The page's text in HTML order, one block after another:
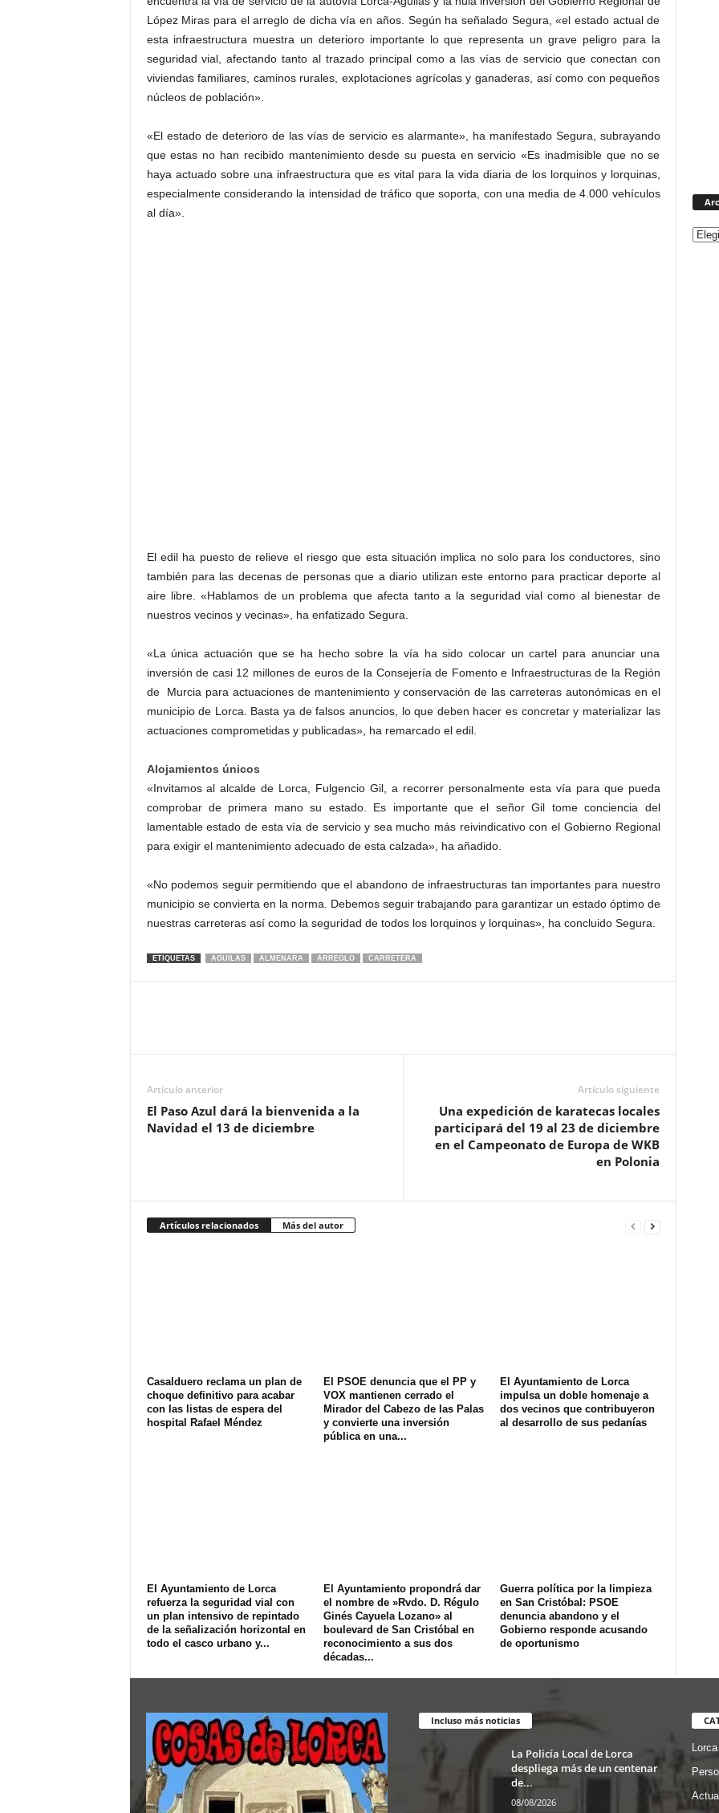
López Miras para el arreglo de dicha vía en años. Según ha señalado Segura, «el estado actual de
esta infraestructura muestra un deterioro importante lo que representa un grave peligro para la
seguridad vial, afectando tanto al trazado principal como a las vías de servicio que conectan con
viviendas familiares, caminos rurales, explotaciones agrícolas y ganaderas, así como con pequeños
núcleos de población».
«El estado de deterioro de las vías de servicio es alarmante», ha manifestado Segura, subrayando
que estas no han recibido mantenimiento desde su puesta en servicio «Es inadmisible que no se
haya actuado sobre una infraestructura que es vital para la vida diaria de los lorquinos y lorquinas,
especialmente considerando la intensidad de tráfico que soporta, con una media de 4.000 vehículos
al día».
El edil ha puesto de relieve el riesgo que esta situación implica no solo para los conductores, sino
también para las decenas de personas que a diario utilizan este entorno para practicar deporte al
aire libre. «Hablamos de un problema que afecta tanto a la seguridad vial como al bienestar de
nuestros vecinos y vecinas», ha enfatizado Segura.
«La única actuación que se ha hecho sobre la vía ha sido colocar un cartel para anunciar una
inversión de casi 12 millones de euros de la Consejería de Fomento e Infraestructuras de la Región
de Murcia para actuaciones de mantenimiento y conservación de las carreteras autonómicas en el
municipio de Lorca. Basta ya de falsos anuncios, lo que deben hacer es concretar y materializar las
actuaciones comprometidas y publicadas», ha remarcado el edil.
Alojamientos únicos
«Invitamos al alcalde de Lorca, Fulgencio Gil, a recorrer personalmente esta vía para que pueda
comprobar de primera mano su estado. Es importante que el señor Gil tome conciencia del
lamentable estado de esta vía de servicio y sea mucho más reivindicativo con el Gobierno Regional
para exigir el mantenimiento adecuado de esta calzada», ha añadido.
«No podemos seguir permitiendo que el abandono de infraestructuras tan importantes para nuestro
municipio se convierta en la norma. Debemos seguir trabajando para garantizar un estado óptimo de
nuestras carreteras así como la seguridad de todos los lorquinos y lorquinas», ha concluido Segura.
ETIQUETAS AGUILAS ALMENARA ARREGLO CARRETERA
Artículo anterior
El Paso Azul dará la bienvenida a la
Navidad el 13 de diciembre
Artículo siguiente
Una expedición de karatecas locales
participará del 19 al 23 de diciembre
en el Campeonato de Europa de WKB
en Polonia
Artículos relacionados Más del autor
Casalduero reclama un plan de
choque definitivo para acabar
con las listas de espera del
hospital Rafael Méndez
El PSOE denuncia que el PP y
VOX mantienen cerrado el
Mirador del Cabezo de las Palas
y convierte una inversión
pública en una...
El Ayuntamiento de Lorca
impulsa un doble homenaje a
dos vecinos que contribuyeron
al desarrollo de sus pedanías
El Ayuntamiento de Lorca
refuerza la seguridad vial con
un plan intensivo de repintado
de la señalización horizontal en
todo el casco urbano y...
El Ayuntamiento propondrá dar
el nombre de »Rvdo. D. Régulo
Ginés Cayuela Lozano» al
boulevard de San Cristóbal en
reconocimiento a sus dos
décadas...
Guerra política por la limpieza
en San Cristóbal: PSOE
denuncia abandono y el
Gobierno responde acusando
de oportunismo
Incluso más noticias
La Policía Local de Lorca
despliega más de un centenar
de...
08/08/2026
Lorca